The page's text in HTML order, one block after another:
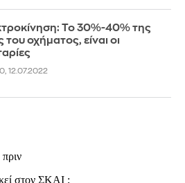
Το 30%-40% της
του οχήματος, είναι οι
12.07.2022